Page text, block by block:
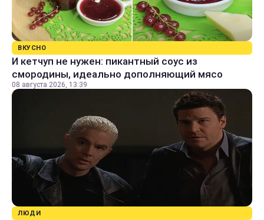
ВКУСНО
И кетчуп не нужен: пикантный соус из
смородины, идеально дополняющий мясо
08 августа 2026, 13:39
ЛЮДИ